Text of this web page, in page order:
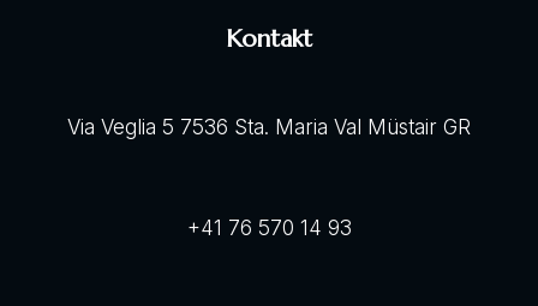
Kontakt
Via Veglia 5 7536 Sta. Maria Val Müstair GR
+41 76 570 14 93